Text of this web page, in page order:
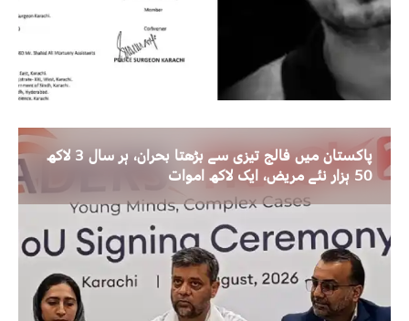
پاکستان میں فالج تیزی سے بڑھتا بحران، ہر سال 3 لاکھ
50 ہزار نئے مریض، ایک لاکھ اموات